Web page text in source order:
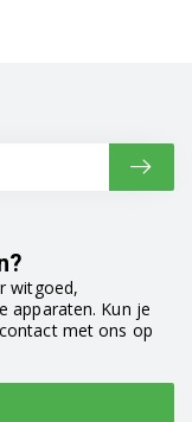
witgoed,
apparaten. Kun je
met ons op